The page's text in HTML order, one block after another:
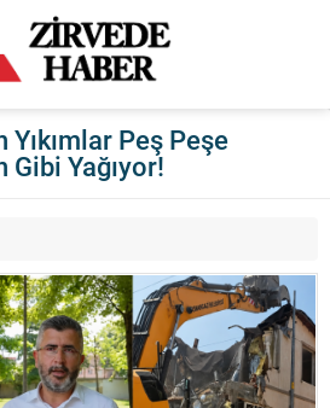
Peş Peşe
Gibi Yağıyor!